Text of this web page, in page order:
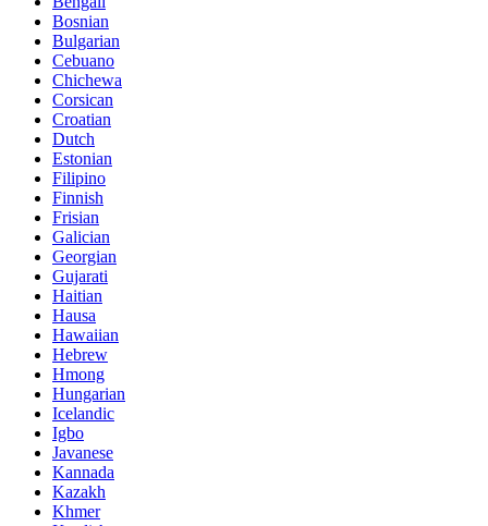
Bosnian
Bulgarian
Cebuano
Chichewa
Corsican
Croatian
Dutch
Estonian
Filipino
Finnish
Frisian
Galician
Georgian
Gujarati
Haitian
Hausa
Hawaiian
Hebrew
Hmong
Hungarian
Icelandic
Igbo
Javanese
Kannada
Kazakh
Khmer